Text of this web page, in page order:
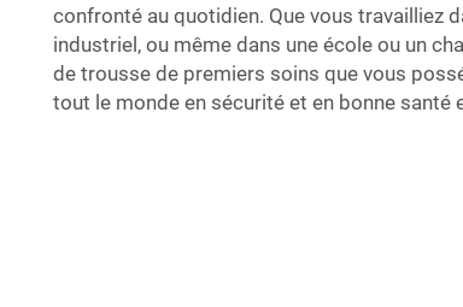
confronté au quotidien. Que vous travailliez
industriel, ou même dans une école ou un
de trousse de premiers soins que vous
tout le monde en sécurité et en bonne santé